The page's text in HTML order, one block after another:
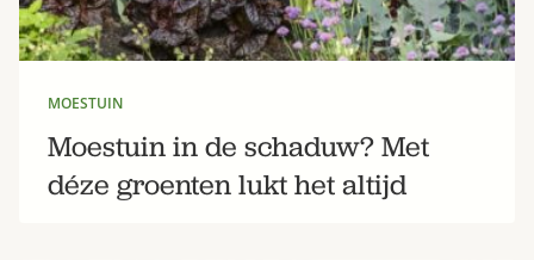
MOESTUIN
Moestuin in de schaduw? Met
déze groenten lukt het altijd